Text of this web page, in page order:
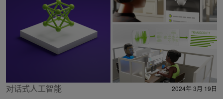
对话式人工智能 2024年 3月 19日